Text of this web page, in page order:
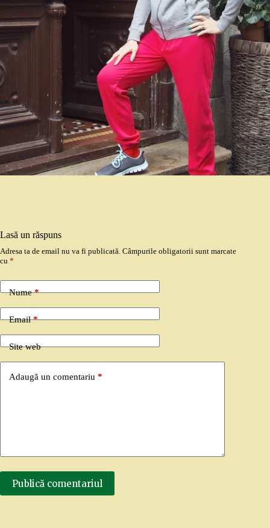
Lasă un răspuns
Adresa ta de email nu va fi publicată. Câmpurile obligatorii sunt marcate
cu *
Nume*
Email*
Site web
Adaugă un comentariu *
Publică comentariul